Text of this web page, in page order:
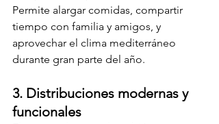
Permite alargar comidas, compartir
tiempo con familia y amigos, y
aprovechar el clima mediterráneo
durante gran parte del año.
3. Distribuciones modernas y
funcionales